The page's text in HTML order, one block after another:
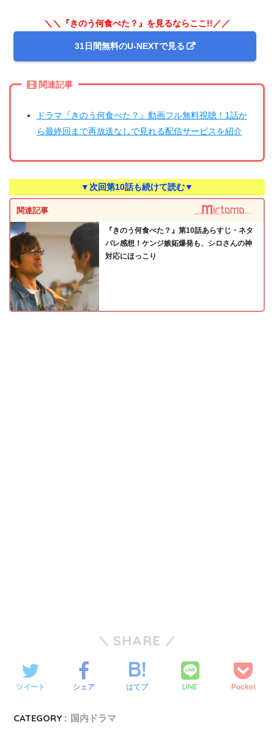
＼＼『きのう何食べた？』を見るならここ!!／／
31日間無料のU-NEXTで見る
関連記事
ドラマ『きのう何食べた？』動画フル無料視聴！1話か
ら最終回まで再放送なしで見れる配信サービスを紹介
▼次回第10話も続けて読む▼
関連記事
『きのう何食べた？』第10話あらすじ・ネタ
バレ感想！ケンジ嫉妬爆発も、シロさんの神
対応にほっこり
SHARE
ツイート シェア はてブ LINE Pocket
CATEGORY : 国内ドラマ